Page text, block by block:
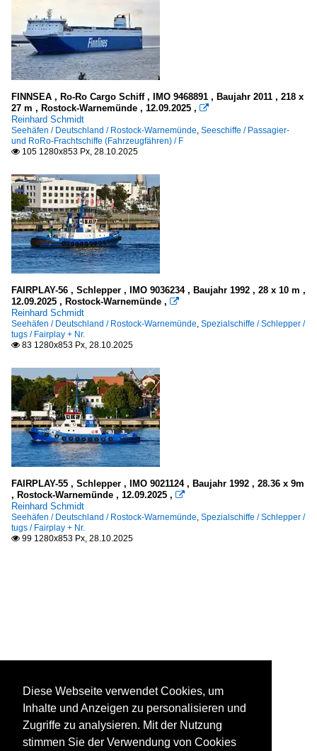
FINNSEA , Ro-Ro Cargo Schiff , IMO 9468891 , Baujahr 2011 , 218 x
27 m , Rostock-Warnemünde , 12.09.2025 , 
Reinhard Schmidt
Seehäfen / Deutschland / Rostock-Warnemünde, Seeschiffe / Passagier-
und RoRo-Frachtschiffe (Fahrzeugfähren) / F
 105 1280x853 Px, 28.10.2025
FAIRPLAY-56 , Schlepper , IMO 9036234 , Baujahr 1992 , 28 x 10 m ,
12.09.2025 , Rostock-Warnemünde , 
Reinhard Schmidt
Seehäfen / Deutschland / Rostock-Warnemünde, Spezialschiffe / Schlepper /
tugs / Fairplay + Nr.
 83 1280x853 Px, 28.10.2025
FAIRPLAY-55 , Schlepper , IMO 9021124 , Baujahr 1992 , 28.36 x 9m
, Rostock-Warnemünde , 12.09.2025 , 
Reinhard Schmidt
Seehäfen / Deutschland / Rostock-Warnemünde, Spezialschiffe / Schlepper /
tugs / Fairplay + Nr.
 99 1280x853 Px, 28.10.2025
Diese Webseite verwendet Cookies, um
Inhalte und Anzeigen zu personalisieren und
Zugriffe zu analysieren. Mit der Nutzung
stimmen Sie der Verwendung von Cookies